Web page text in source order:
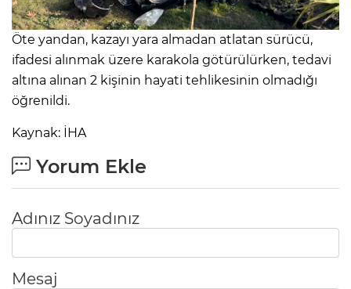
Öte yandan, kazayı yara almadan atlatan sürücü,
ifadesi alınmak üzere karakola götürülürken, tedavi
altına alınan 2 kişinin hayati tehlikesinin olmadığı
öğrenildi.
Kaynak: İHA
Yorum Ekle
Adınız Soyadınız
Mesaj